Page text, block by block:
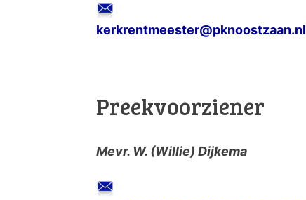
kerkrentmeester@pknoostzaan.nl
Preekvoorziener
Mevr. W. (Willie) Dijkema